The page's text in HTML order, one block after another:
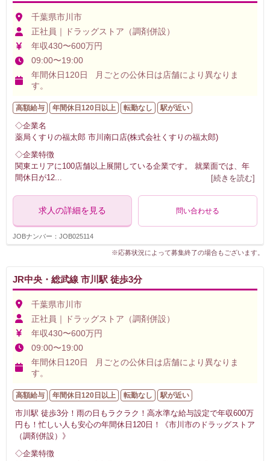
千葉県市川市
正社員｜ドラッグストア（調剤併設）
年収430〜600万円
09:00〜19:00
年間休日120日 月ごとの公休日は店舗により異なりま
す。
高額給与 年間休日120日以上 転勤なし 駅が近い
◇企業名
薬局くすりの福太郎 市川南口店(株式会社くすりの福太郎)
◇企業特徴
関東エリアに100店舗以上展開している企業です。 就業面では、年
間休日が12... [続きを読む]
求人の詳細を見る 問い合わせる
JOBナンバー：JOB025114
※応募状況によって募集終了の場合もございます。
JR中央・総武線 市川駅 徒歩3分
千葉県市川市
正社員｜ドラッグストア（調剤併設）
年収430〜600万円
09:00〜19:00
年間休日120日 月ごとの公休日は店舗により異なりま
す。
高額給与 年間休日120日以上 転勤なし 駅が近い
市川駅 徒歩3分！雨の日もラクラク！高水準な給与設定で年収600万
円も！忙しい人も安心の年間休日120日！《市川市のドラッグストア
（調剤併設）》
◇企業特徴